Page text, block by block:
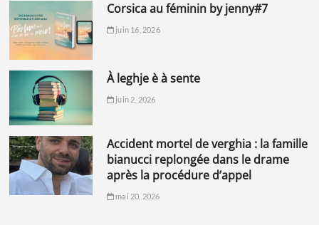
corsica au féminin by jenny#7
juin 16, 2026
à leghje è à sente
juin 2, 2026
accident mortel de verghia : la famille
bianucci replongée dans le drame
après la procédure d’appel
mai 20, 2026